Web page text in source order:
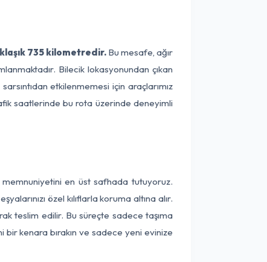
735 kilometredir.Bu mesafe, ağır
Bilecik lokasyonundan çıkan
etkilenmemesi için araçlarımız
saatlerinde bu rota üzerinde deneyimli
en üst safhada tutuyoruz.
özel kılıflarla koruma altına alır.
teslim edilir. Bu süreçte sadece taşıma
bir kenara bırakın ve sadece yeni evinize